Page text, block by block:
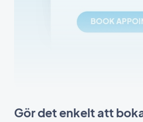
Gör det enkelt att